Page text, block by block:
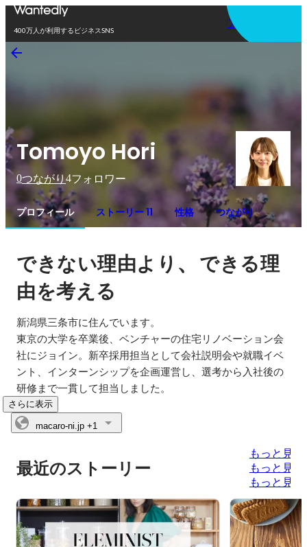
400万人が利用するビジネスSNS
アプリを使う
Tomoyo Hori
0つながり 4フォロワー
プロフィール ストーリー 11 性格 つながり
できない理由より 、 できる理
由を考える
新潟県三条市に住んでいます。
東京の大学を卒業後、ベンチャーの住宅リノベーション会
社にジョイン。新卒採用担当として会社説明会や就職イベ
ント、インターンシップを企画運営し、選考から入社後の
研修まで一貫して担当しました。
さらに表示
macaro-ni.jp +1
最近のストーリー
もっと見る
もっと見る
もっと見る